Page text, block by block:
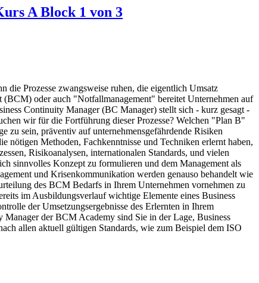
A Block 1 von 3
die Prozesse zwangsweise ruhen, die eigentlich Umsatz
(BCM) oder auch "Notfallmanagement" bereitet Unternehmen auf
Continuity Manager (BC Manager) stellt sich - kurz gesagt -
wir für die Fortführung dieser Prozesse? Welchen "Plan B"
zu sein, präventiv auf unternehmensgefährdende Risiken
nötigen Methoden, Fachkenntnisse und Techniken erlernt haben,
Risikoanalysen, internationalen Standards, und vielen
sinnvolles Konzept zu formulieren und dem Management als
und Krisenkommunikation werden genauso behandelt wie
des BCM Bedarfs in Ihrem Unternehmen vornehmen zu
im Ausbildungsverlauf wichtige Elemente eines Business
der Umsetzungsergebnisse des Erlernten in Ihrem
der BCM Academy sind Sie in der Lage, Business
allen aktuell gültigen Standards, wie zum Beispiel dem ISO